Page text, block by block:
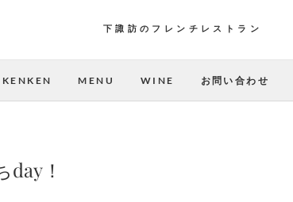
下諏訪のフレンチレストラン
KENKEN MENU WINE お問い合わせ
day！